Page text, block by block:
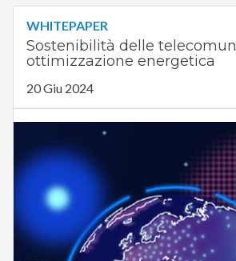
WHITEPAPER
Sostenibilità delle
ottimizzazione energetica
20 Giu 2024